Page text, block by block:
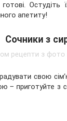
Остудіть
апетиту!
Сочники з
свою
– приготуйте з